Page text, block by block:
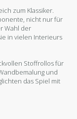
zum Klassiker.
nicht nur für
Wahl der
in vielen Interieurs
Stoffrollos für
und
das Spiel mit